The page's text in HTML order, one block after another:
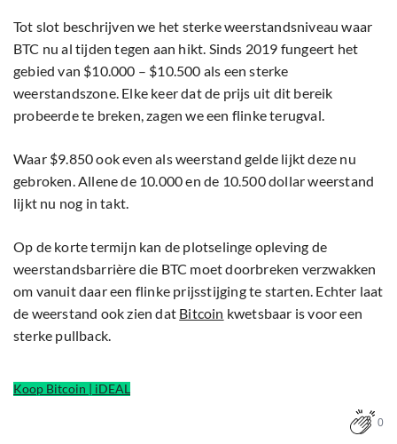
Tot slot beschrijven we het sterke weerstandsniveau waar
BTC nu al tijden tegen aan hikt. Sinds 2019 fungeert het
gebied van $10.000 – $10.500 als een sterke
weerstandszone. Elke keer dat de prijs uit dit bereik
probeerde te breken, zagen we een flinke terugval.
Waar $9.850 ook even als weerstand gelde lijkt deze nu
gebroken. Allene de 10.000 en de 10.500 dollar weerstand
lijkt nu nog in takt.
Op de korte termijn kan de plotselinge opleving de
weerstandsbarrière die BTC moet doorbreken verzwakken
om vanuit daar een flinke prijsstijging te starten. Echter laat
de weerstand ook zien dat Bitcoin kwetsbaar is voor een
sterke pullback.
Koop Bitcoin | iDEAL
0